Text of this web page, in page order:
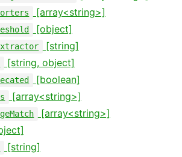
[array<string>]
[object]
[string]
[string, object]
[boolean]
[array<string>]
[array<string>]
[string]